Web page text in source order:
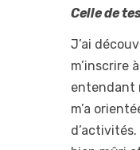
Celle de
J’ai
m’inscrire
entendant
m’a